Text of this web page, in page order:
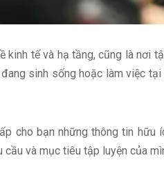
kinh tế và hạ tầng, cũng là nơi
đang sinh sống hoặc làm việc
cho bạn những thông tin hữu
và mục tiêu tập luyện của